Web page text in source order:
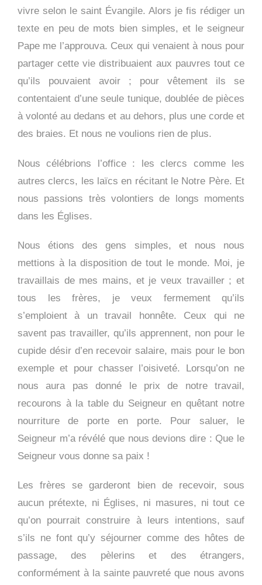
vivre selon le saint Évangile. Alors je fis rédiger un
texte en peu de mots bien simples, et le seigneur
Pape me l’approuva. Ceux qui venaient à nous pour
partager cette vie distribuaient aux pauvres tout ce
qu’ils pouvaient avoir ; pour vêtement ils se
contentaient d’une seule tunique, doublée de pièces
à volonté au dedans et au dehors, plus une corde et
des braies. Et nous ne voulions rien de plus.
Nous célébrions l’office : les clercs comme les
autres clercs, les laïcs en récitant le Notre Père. Et
nous passions très volontiers de longs moments
dans les Églises.
Nous étions des gens simples, et nous nous
mettions à la disposition de tout le monde. Moi, je
travaillais de mes mains, et je veux travailler ; et
tous les frères, je veux fermement qu’ils
s’emploient à un travail honnête. Ceux qui ne
savent pas travailler, qu’ils apprennent, non pour le
cupide désir d’en recevoir salaire, mais pour le bon
exemple et pour chasser l’oisiveté. Lorsqu’on ne
nous aura pas donné le prix de notre travail,
recourons à la table du Seigneur en quêtant notre
nourriture de porte en porte. Pour saluer, le
Seigneur m’a révélé que nous devions dire : Que le
Seigneur vous donne sa paix !
Les frères se garderont bien de recevoir, sous
aucun prétexte, ni Églises, ni masures, ni tout ce
qu’on pourrait construire à leurs intentions, sauf
s’ils ne font qu’y séjourner comme des hôtes de
passage, des pèlerins et des étrangers,
conformément à la sainte pauvreté que nous avons